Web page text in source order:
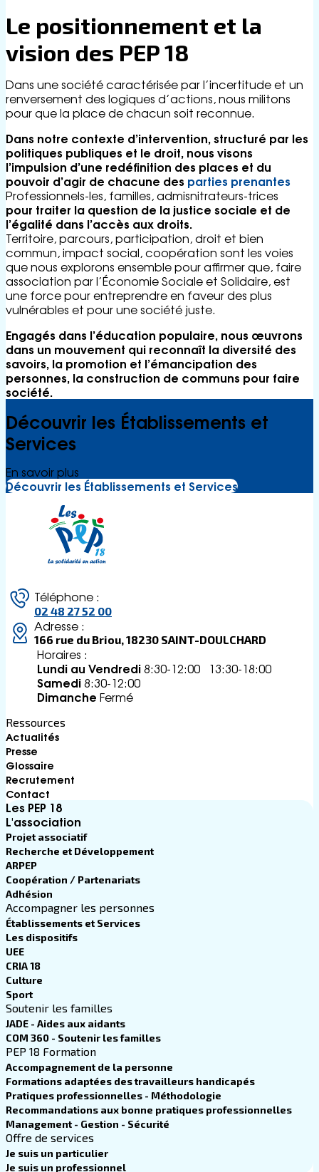
Le positionnement et la
vision des PEP 18
Dans une société caractérisée par l’incertitude et un
renversement des logiques d’actions, nous militons
pour que la place de chacun soit reconnue.
Dans notre contexte d’intervention, structuré par les
politiques publiques et le droit, nous visons
l’impulsion d’une redéfinition des places et du
pouvoir d’agir de chacune des parties prenantes
Professionnels-les, familles, admisnitrateurs-trices
pour traiter la question de la justice sociale et de
l’égalité dans l’accès aux droits.
Territoire, parcours, participation, droit et bien
commun, impact social, coopération sont les voies
que nous explorons ensemble pour affirmer que, faire
association par l’Économie Sociale et Solidaire, est
une force pour entreprendre en faveur des plus
vulnérables et pour une société juste.
Engagés dans l’éducation populaire, nous œuvrons
dans un mouvement qui reconnaît la diversité des
savoirs, la promotion et l’émancipation des
personnes, la construction de communs pour faire
société.
Découvrir les Établissements et
Services
En savoir plus
Découvrir les Établissements et Services
Téléphone :
02 48 27 52 00
Adresse :
166 rue du Briou, 18230 SAINT-DOULCHARD
Horaires :
Lundi au Vendredi8:30-12:00 13:30-18:00
Samedi8:30-12:00
Dimanche Fermé
Ressources
Actualités
Presse
Glossaire
Recrutement
Contact
Les PEP 18
L'association
Projet associatif
Recherche et Développement
ARPEP
Coopération / Partenariats
Adhésion
Accompagner les personnes
Établissements et Services
Les dispositifs
UEE
CRIA 18
Culture
Sport
Soutenir les familles
JADE - Aides aux aidants
COM 360 - Soutenir les familles
PEP 18 Formation
Accompagnement de la personne
Formations adaptées des travailleurs handicapés
Pratiques professionnelles - Méthodologie
Recommandations aux bonne pratiques professionnelles
Management - Gestion - Sécurité
Offre de services
Je suis un particulier
Je suis un professionnel